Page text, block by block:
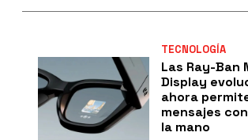
TECNOLOGÍA
Las Ray-Ban
Display
ahora
mensajes
la mano